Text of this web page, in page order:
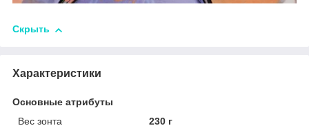
Скрыть
Характеристики
Основные атрибуты
Вес зонта
230 г